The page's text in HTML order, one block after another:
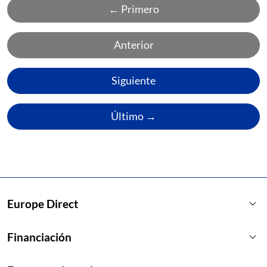
← Primero
Anterior
Siguiente
Último →
Europe Direct keyboard_arrow_down
Financiación keyboard_arrow_down